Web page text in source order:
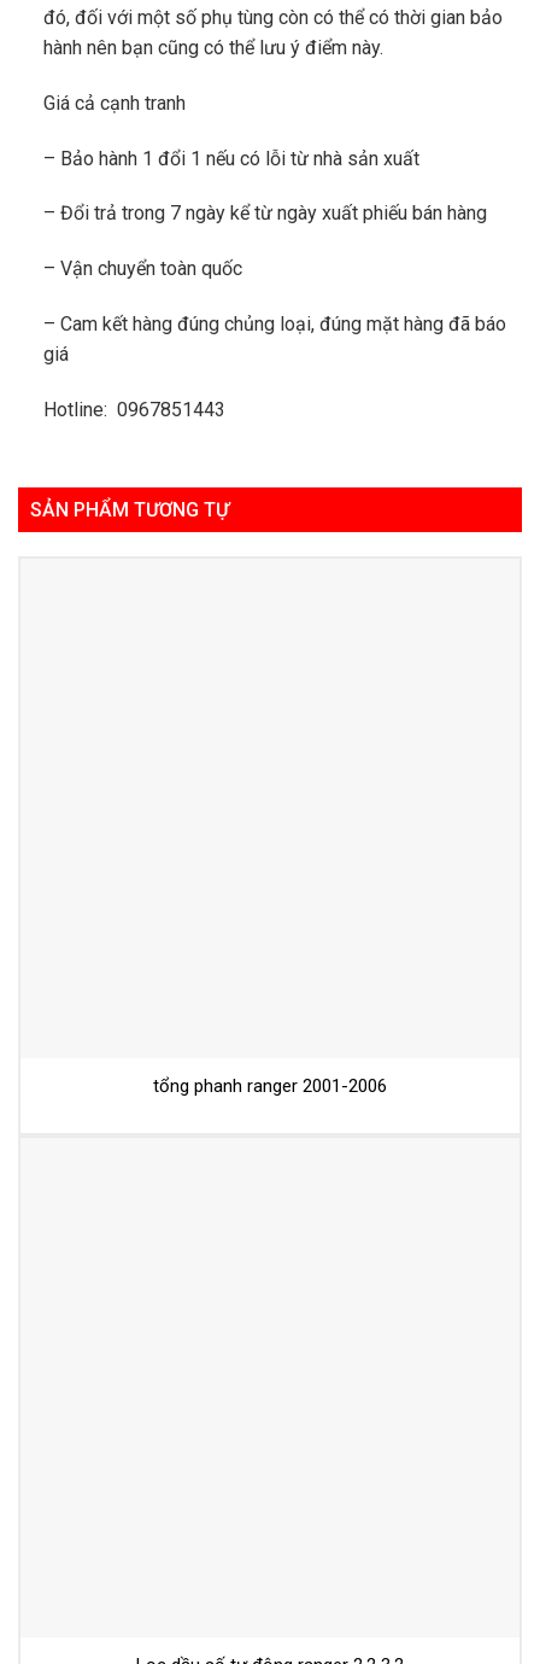
đó, đối với một số phụ tùng còn có thể có thời gian bảo
hành nên bạn cũng có thể lưu ý điểm này.
Giá cả cạnh tranh
– Bảo hành 1 đổi 1 nếu có lỗi từ nhà sản xuất
– Đổi trả trong 7 ngày kể từ ngày xuất phiếu bán hàng
– Vận chuyển toàn quốc
– Cam kết hàng đúng chủng loại, đúng mặt hàng đã báo
giá
Hotline: 0967851443
SẢN PHẨM TƯƠNG TỰ
tổng phanh ranger 2001-2006